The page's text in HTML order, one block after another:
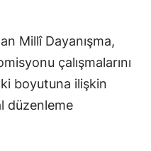
Millî Dayanışma,
çalışmalarını
boyutuna ilişkin
düzenleme